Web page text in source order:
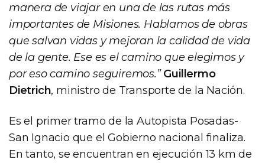
manera de viajar en una de las rutas más
importantes de Misiones. Hablamos de obras
que salvan vidas y mejoran la calidad de vida
de la gente. Ese es el camino que elegimos y
por eso camino seguiremos.” Guillermo
Dietrich, ministro de Transporte de la Nación.
Es el primer tramo de la Autopista Posadas-
San Ignacio que el Gobierno nacional finaliza.
En tanto, se encuentran en ejecución 13 km de